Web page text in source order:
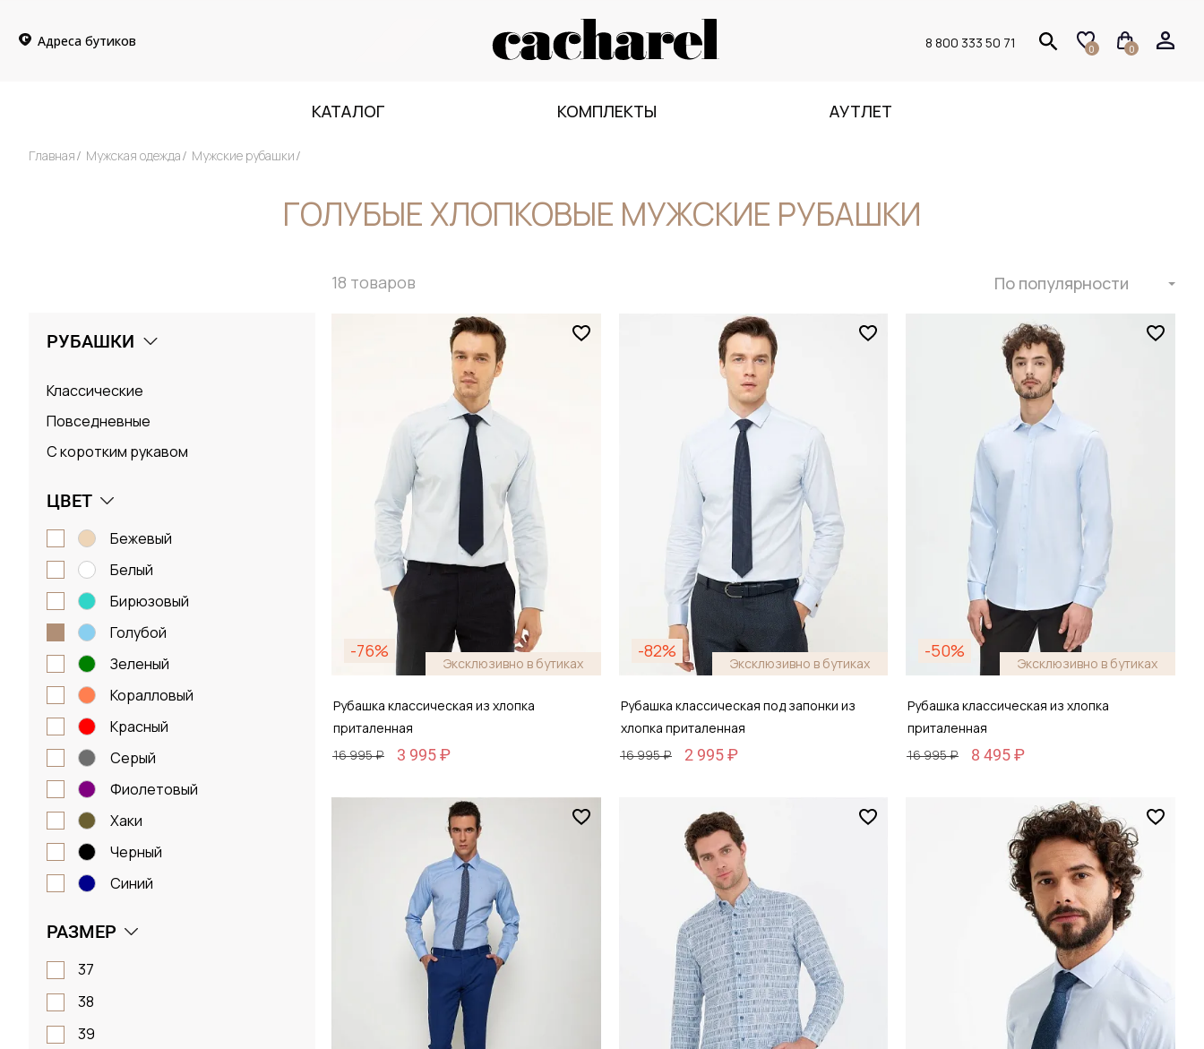
Адреса бутиков 8 800 333 50 71 0 0
КАТАЛОГ КОМПЛЕКТЫ АУТЛЕТ
Главная Мужская одежда Мужские рубашки
ГОЛУБЫЕ ХЛОПКОВЫЕ МУЖСКИЕ РУБАШКИ
РУБАШКИ
Классические
Повседневные
С коротким рукавом
ЦВЕТ
бежевый
белый
бирюзовый
голубой
зеленый
коралловый
красный
серый
фиолетовый
хаки
черный
синий
РАЗМЕР
37
38
39
18 товаров По популярности
-76%
Эксклюзивно в бутиках
Рубашка классическая из хлопка
приталенная
16 995 ₽
3 995 ₽
Добавить в корзину
-82%
Эксклюзивно в бутиках
Рубашка классическая под запонки из
хлопка приталенная
16 995 ₽
2 995 ₽
37 / 42
Добавить в корзину
-50%
Эксклюзивно в бутиках
Рубашка классическая из хлопка
приталенная
16 995 ₽
8 495 ₽
Добавить в корзину